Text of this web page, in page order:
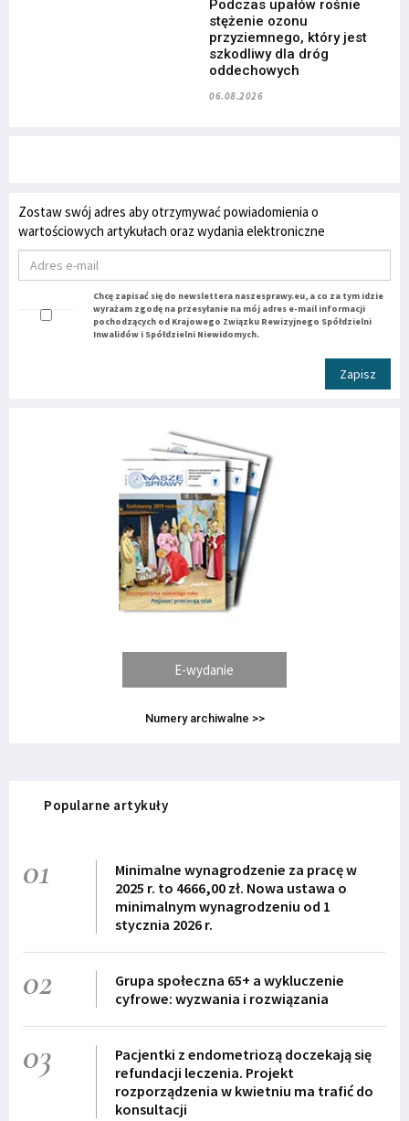
Podczas upałów rośnie
stężenie ozonu
przyziemnego, który jest
szkodliwy dla dróg
oddechowych
06.08.2026
Zostaw swój adres aby otrzymywać powiadomienia o
wartościowych artykułach oraz wydania elektroniczne
Chcę zapisać się do newslettera naszesprawy.eu, a co za tym idzie
wyrażam zgodę na przesyłanie na mój adres e-mail informacji
pochodzących od Krajowego Związku Rewizyjnego Spółdzielni
Inwalidów i Spółdzielni Niewidomych.
Zapisz
E-wydanie
Numery archiwalne >>
Popularne artykuły
01
Minimalne wynagrodzenie za pracę w
2025 r. to 4666,00 zł. Nowa ustawa o
minimalnym wynagrodzeniu od 1
stycznia 2026 r.
02
Grupa społeczna 65+ a wykluczenie
cyfrowe: wyzwania i rozwiązania
03
Pacjentki z endometriozą doczekają się
refundacji leczenia. Projekt
rozporządzenia w kwietniu ma trafić do
konsultacji